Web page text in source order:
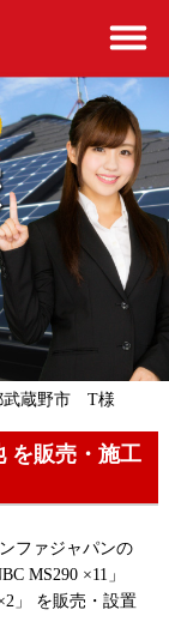
武蔵野市 T様
を販売・施工
ファジャパンの
MS290 ×11」
」 を販売・設置